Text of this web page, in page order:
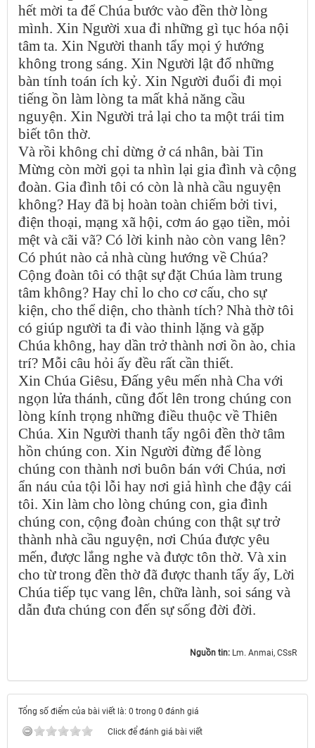
hết mời ta để Chúa bước vào đền thờ lòng
mình. Xin Người xua đi những gì tục hóa nội
tâm ta. Xin Người thanh tẩy mọi ý hướng
không trong sáng. Xin Người lật đổ những
bàn tính toán ích kỷ. Xin Người đuổi đi mọi
tiếng ồn làm lòng ta mất khả năng cầu
nguyện. Xin Người trả lại cho ta một trái tim
biết tôn thờ.
Và rồi không chỉ dừng ở cá nhân, bài Tin
Mừng còn mời gọi ta nhìn lại gia đình và cộng
đoàn. Gia đình tôi có còn là nhà cầu nguyện
không? Hay đã bị hoàn toàn chiếm bởi tivi,
điện thoại, mạng xã hội, cơm áo gạo tiền, mỏi
mệt và cãi vã? Có lời kinh nào còn vang lên?
Có phút nào cả nhà cùng hướng về Chúa?
Cộng đoàn tôi có thật sự đặt Chúa làm trung
tâm không? Hay chỉ lo cho cơ cấu, cho sự
kiện, cho thể diện, cho thành tích? Nhà thờ tôi
có giúp người ta đi vào thinh lặng và gặp
Chúa không, hay dần trở thành nơi ồn ào, chia
trí? Mỗi câu hỏi ấy đều rất cần thiết.
Xin Chúa Giêsu, Đấng yêu mến nhà Cha với
ngọn lửa thánh, cũng đốt lên trong chúng con
lòng kính trọng những điều thuộc về Thiên
Chúa. Xin Người thanh tẩy ngôi đền thờ tâm
hồn chúng con. Xin Người đừng để lòng
chúng con thành nơi buôn bán với Chúa, nơi
ẩn náu của tội lỗi hay nơi giả hình che đậy cái
tôi. Xin làm cho lòng chúng con, gia đình
chúng con, cộng đoàn chúng con thật sự trở
thành nhà cầu nguyện, nơi Chúa được yêu
mến, được lắng nghe và được tôn thờ. Và xin
cho từ trong đền thờ đã được thanh tẩy ấy, Lời
Chúa tiếp tục vang lên, chữa lành, soi sáng và
dẫn đưa chúng con đến sự sống đời đời.
Nguồn tin: Lm. Anmai, CSsR
Tổng số điểm của bài viết là: 0 trong 0 đánh giá
Click để đánh giá bài viết